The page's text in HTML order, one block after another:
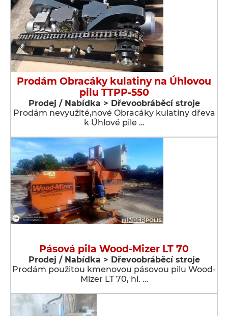
Prodám Obracáky kulatiny na Úhlovou
pilu TTPP-550
Prodej / Nabídka > Dřevoobráběcí stroje
Prodám nevyužité,nové Obracáky kulatiny dřeva
k Úhlové pile …
Pásová pila Wood-Mizer LT 70
Prodej / Nabídka > Dřevoobráběcí stroje
Prodám použitou kmenovou pásovou pilu Wood-
Mizer LT 70, hl. …